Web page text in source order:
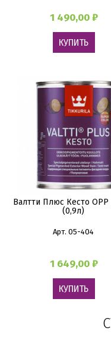
1 490,00 ₽
КУПИТЬ
Валтти Плюс Кесто ОРР
(0,9л)
Арт. 05-404
1 649,00 ₽
КУПИТЬ